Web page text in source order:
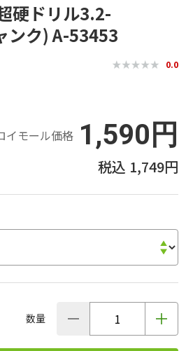
硬ドリル3.2-
ンク) A-53453
0.0
イモール価格 1,590円
1,749円
数量